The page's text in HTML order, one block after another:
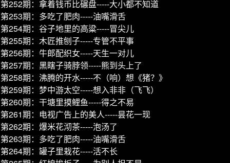
第252期：拿着钱币比碾盘-----大小都不知道
第253期：多吃了肥肉-----油嘴滑舌
第254期：谷子地里的高粱-----冒尖儿
第255期：木匠推刨子-----专管不平事
第256期：牛郎配织女-----天生一对儿
第257期：黑瞎子骑脖领-----熊到头上了
第258期：沸腾的开水-----不（响）想《猪？》
第259期：梦中游太空-----想入非非（飞飞）
第260期：干塘里摸鲤鱼-----得之不易
第261期：电视广告上的美人-----昙花一现
第262期：爆米花沏茶-----泡汤了
第263期：多吃了肥肉-----油嘴滑舌
第264期：罐子里栽花-----活不长